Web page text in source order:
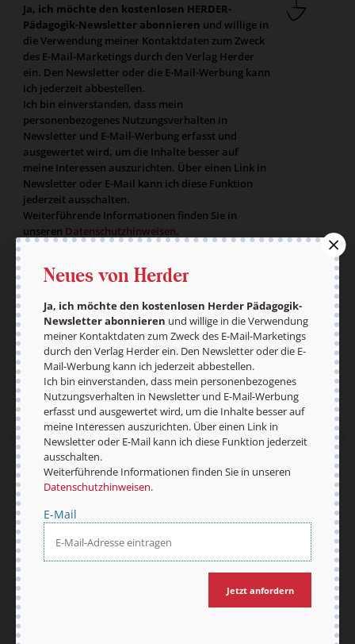
Ja, ich möchte den kostenlosen HERDER-
Pädagogik-Newsletter abonnieren und willige in
die Verwendung meiner Kontaktdaten zum Zweck
des E-Mail-Marketings durch den Verlag Herder
ein. Den Newsletter oder die E-Mail-Werbung kann
ich jederzeit abbestellen.
Ich bin einverstanden, dass mein
personenbezogenes Nutzungsverhalten in
Newsletter und E-Mail-Werbung erfasst und
ausgewertet wird, um die Inhalte besser auf
meine Interessen auszurichten. Über einen Link in
Newsletter oder E-Mail kann ich diese Funktion
jederzeit ausschalten.
Weiterführende Informationen finden Sie in
unseren Datenschutzhinweisen.
Jetzt anmelden
AGB und Widerrufsbelehrung
Datenschutz
Barrierefreiheit
Vertrag widerrufen Abo online kündigen
Neues von Herder
Ja, ich möchte den kostenlosen Herder Pädagogik-
Newsletter abonnieren und willige in die Verwendung
meiner Kontaktdaten zum Zweck des E-Mail-Marketings
durch den Verlag Herder ein. Den Newsletter oder die E-
Mail-Werbung kann ich jederzeit abbestellen.
Ich bin einverstanden, dass mein personenbezogenes
Nutzungsverhalten in Newsletter und E-Mail-Werbung
erfasst und ausgewertet wird, um die Inhalte besser auf
meine Interessen auszurichten. Über einen Link in
Newsletter oder E-Mail kann ich diese Funktion jederzeit
ausschalten.
Weiterführende Informationen finden Sie in unseren
Datenschutzhinweisen.
E-Mail
Jetzt anfordern